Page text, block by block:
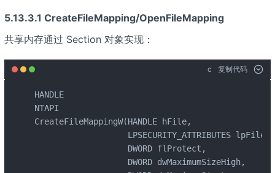
5.13.3.1 CreateFileMapping/OpenFileMapping
共享内存通过 Section 对象实现：
c 复制代码
HANDLE
NTAPI
CreateFileMappingW(HANDLE hFile,
LPSECURITY_ATTRIBUTES
                   DWORD flProtect,
                   DWORD dwMaximumSizeHigh,